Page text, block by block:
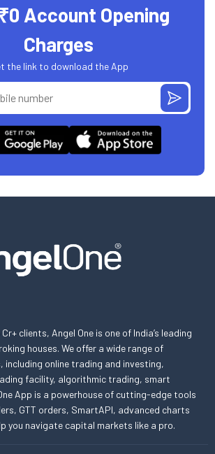
Account Opening
Charges
the link to download the App
clients, Angel One is one of India’s leading
houses. We offer a wide range of
including online trading and investing,
facility, algorithmic trading, smart
App is a powerhouse of cutting-edge tools
GTT orders, SmartAPI, advanced charts
you navigate capital markets like a pro.